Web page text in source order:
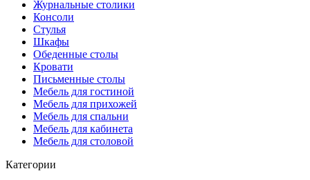
Журнальные столики
Консоли
Стулья
Шкафы
Обеденные столы
Кровати
Письменные столы
Мебель для гостиной
Мебель для прихожей
Мебель для спальни
Мебель для кабинета
Мебель для столовой
Категории